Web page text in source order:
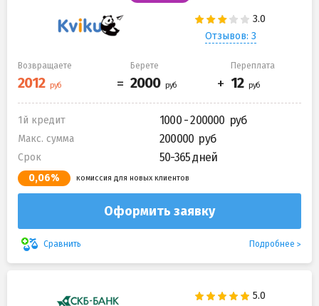
Отзывов: 3
Возвращаете Берете Переплата
1й кредит 1000 - 200000
Макс. сумма 200000
Срок 50-365 дней
0,06% комиссия для новых клиентов
Оформить заявку
Сравнить Подробнее